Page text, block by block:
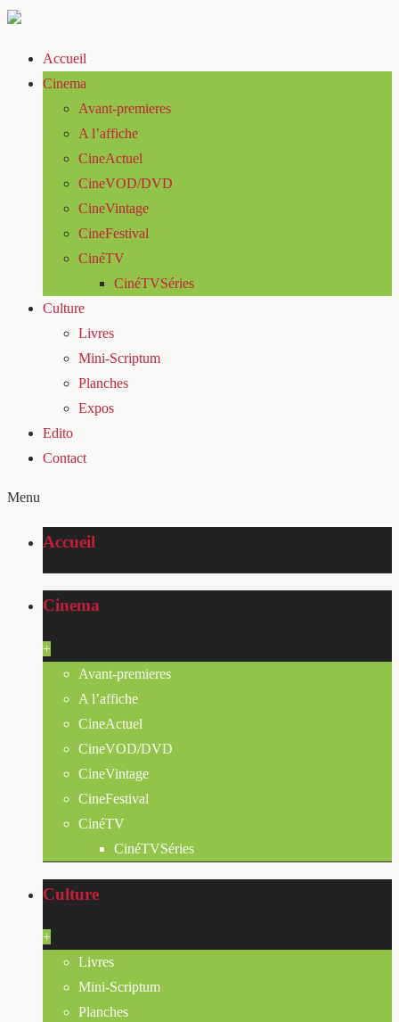
Accueil
Cinema
Avant-premieres
A l’affiche
CineActuel
CineVOD/DVD
CineVintage
CineFestival
CinéTV
CinéTVSéries
Culture
Livres
Mini-Scriptum
Planches
Expos
Edito
Contact
Menu
Accueil
Cinema
+
Avant-premieres
A l’affiche
CineActuel
CineVOD/DVD
CineVintage
CineFestival
CinéTV
CinéTVSéries
Culture
+
Livres
Mini-Scriptum
Planches